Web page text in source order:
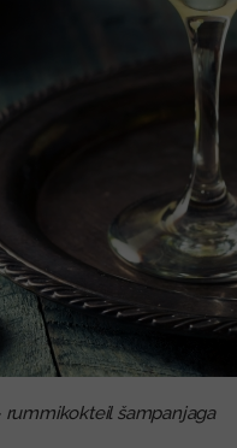
rummikokteil šampanjaga